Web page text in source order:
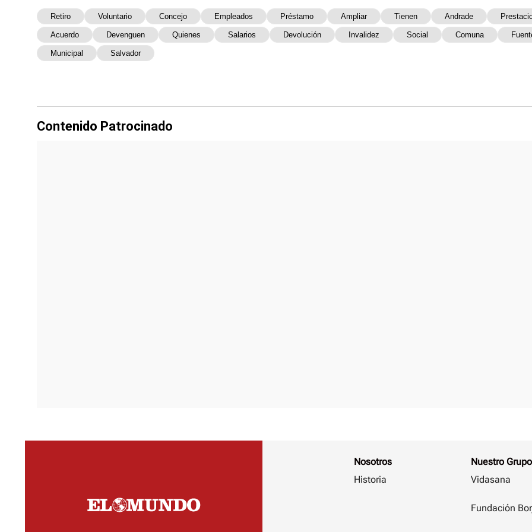
Retiro Voluntario Concejo Empleados Préstamo Ampliar Tienen Andrade
Acuerdo Devenguen Quienes Salarios Devolución Invalidez Social Comuna
Municipal Salvador
Contenido Patrocinado
Nosotros
Historia
Nuestro Grupo
Vidasana
Fundación